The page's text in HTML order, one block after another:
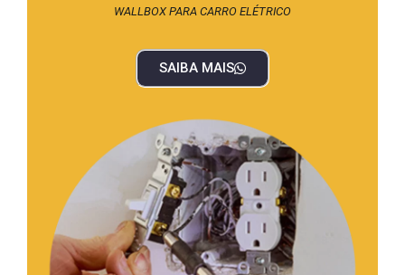
WALLBOX PARA CARRO ELÉTRICO
SAIBA MAIS